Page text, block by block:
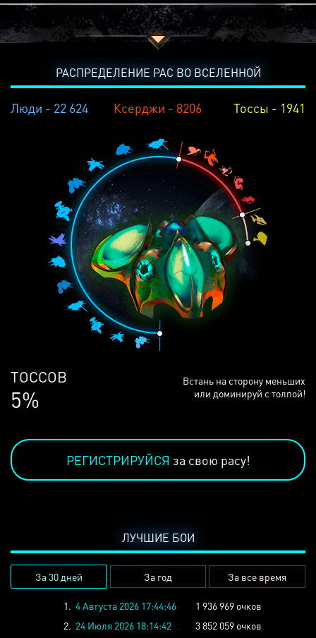
РАСПРЕДЕЛЕНИЕ РАС ВО ВСЕЛЕННОЙ
Люди - 22 624 Ксерджи - 8206 Тоссы - 1941
ЛЮДЕЙ
69%
Встань на сторону меньших
или доминируй с толпой!
РЕГИСТРИРУЙСЯ за свою расу!
ЛУЧШИЕ БОИ
За 30 дней За год За все время
1. 4 Августа 2026 17:44:46
1 936 969 очков
2. 24 Июля 2026 18:14:42
3 852 059 очков